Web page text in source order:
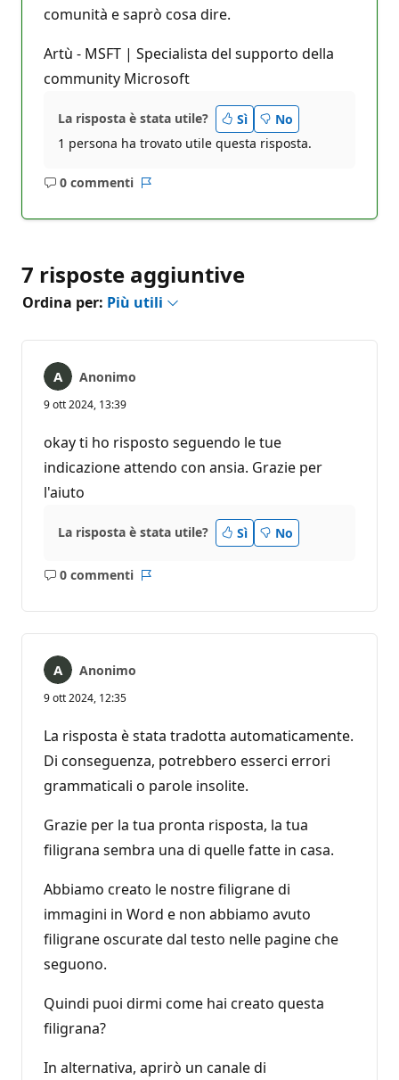
comunità e saprò cosa dire.
Artù - MSFT | Specialista del supporto della
community Microsoft
La risposta è stata utile? Sì
No
1 persona ha trovato utile questa risposta.
0 commenti
Nessun
7 risposte aggiuntive
Ordina per: Più utili
Anonimo
9 ott 2024, 13:39
okay ti ho risposto seguendo le tue
indicazione attendo con ansia. Grazie per
l'aiuto
La risposta è stata utile? Sì No
0 commenti
Nessun
Anonimo
9 ott 2024, 12:35
La risposta è stata tradotta automaticamente.
Di conseguenza, potrebbero esserci errori
grammaticali o parole insolite.
Grazie per la tua pronta risposta, la tua
filigrana sembra una di quelle fatte in casa.
Abbiamo creato le nostre filigrane di
immagini in Word e non abbiamo avuto
filigrane oscurate dal testo nelle pagine che
seguono.
Quindi puoi dirmi come hai creato questa
filigrana?
In alternativa, aprirò un canale di